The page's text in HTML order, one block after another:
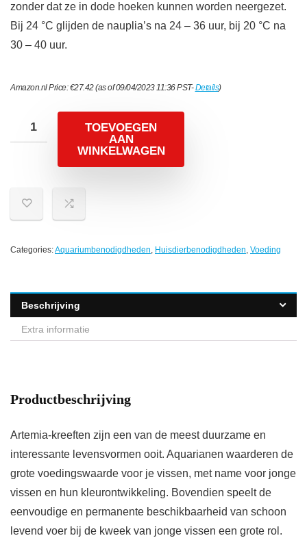
zonder dat ze in dode hoeken kunnen worden neergezet.
Bij 24 °C glijden de nauplia’s na 24 – 36 uur, bij 20 °C na
30 – 40 uur.
Amazon.nl Price:€27.42(as of 09/04/2023 11:36 PST-Details)
TOEVOEGEN
AAN
WINKELWAGEN
Categories:Aquariumbenodigdheden, Huisdierbenodigdheden, Voeding
Beschrijving
Extra informatie
Productbeschrijving
Artemia-kreeften zijn een van de meest duurzame en
interessante levensvormen ooit. Aquarianen waarderen de
grote voedingswaarde voor je vissen, met name voor jonge
vissen en hun kleurontwikkeling. Bovendien speelt de
eenvoudige en permanente beschikbaarheid van schoon
levend voer bij de kweek van jonge vissen een grote rol.